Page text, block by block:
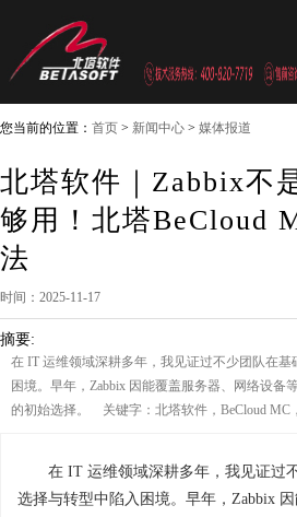
您当前的位置： 首页 > 新闻中心 > 媒体报道
北塔软件｜Zabbix不
够用！北塔BeCloud
法
时间：2025-11-17
摘要:
在 IT 运维领域深耕多年，我见证过不少团队在基
困境。早年，Zabbix 因能覆盖服务器、网络设备
的初始选择。 关键字：北塔软件，BeCloud MC
在 IT 运维领域深耕多年，我见证过
选择与转型中陷入困境。早年，Zabbix